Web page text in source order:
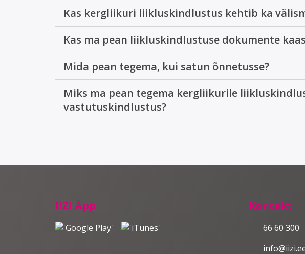
Kas kergliikuri liikluskindlustus kehtib ka
Kas ma pean liikluskindlustuse dokumente
Mida pean tegema, kui satun õnnetusse?
Miks ma pean tegema kergliikurile
vastutuskindlustus?
IIZI Äpp Kontakt
66 60 300